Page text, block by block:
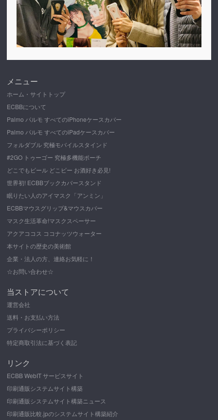
メニュー
ホーム・サイトトップ
ECBBについて
Palmo パルモ すべてのiPhoneケースカバー
Palmo パルモ すべてのiPadケースカバー
フォルダブル 究極モバイルスタインド
#2GO トゥーゴー 究極多機能ポーチ
どこでもビール どこビー お酒好き必見!
世界初! ECBBブックカバースタンド
眠りたい人のアイマスク「アンミン」
ECBBマウスグリップ&マウスカバー
マスク生活革命!マスクスペーサー
アクアココス ココナッツウォーター
本サイトの歴史の美術館
企業・法人の方、連絡お気軽に！
☆お問い合わせ☆
当ストアについて
運営会社
送料・お支払い方法
プライバシーポリシー
特定商取引法に基づく表記
リンク
ECBB WebIT サービスサイト
印刷通販システムサイト構築
印刷通販システムサイト構築ニュース
印刷通販比較.jpのシステムサイト構築紹介